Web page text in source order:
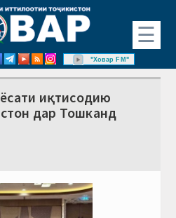
☰
"Ховар FM"
иқтисодию
дар Тошканд